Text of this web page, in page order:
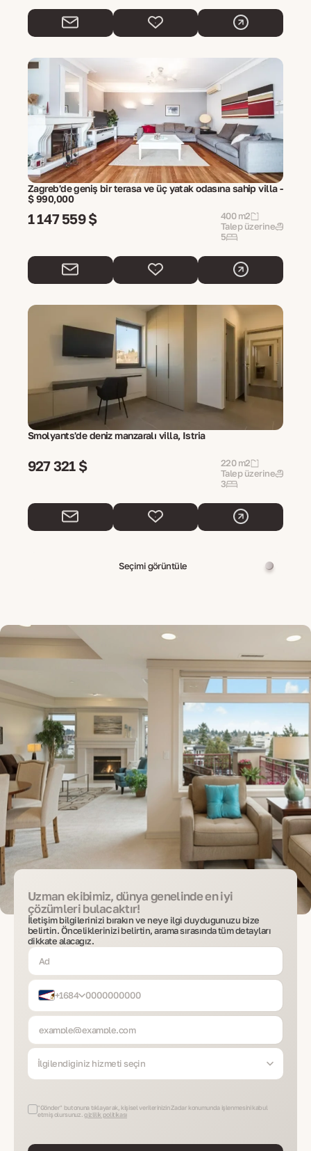
Zagreb'de geniş bir terasa ve üç yatak odasına sahip villa -
$ 990,000
1 147 559 $
400 m2
Talep üzerine
5
Smolyants'de deniz manzaralı villa, Istria
927 321 $
220 m2
Talep üzerine
3
Seçimi görüntüle
Uzman ekibimiz, dünya genelinde en iyi
çözümleri bulacaktır!
İletişim bilgilerinizi bırakın ve neye ilgi duyduğunuzu bize
belirtin. Önceliklerinizi belirtin, arama sırasında tüm detayları
dikkate alacağız.
+1684
İlgilendiğiniz hizmeti seçin
"Gönder" butonuna tıklayarak, kişisel verilerinizin Zadar konumunda işlenmesini kabul
etmiş olursunuz.gizlilik politikası